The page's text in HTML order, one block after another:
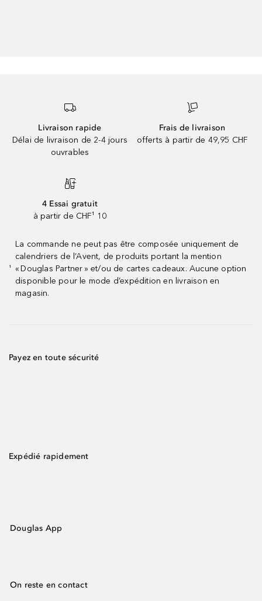
Livraison rapide
Délai de livraison de 2-4 jours
ouvrables
Frais de livraison
offerts à partir de 49,95 CHF
4 Essai gratuit
à partir de CHF¹ 10
¹
La commande ne peut pas être composée uniquement de
calendriers de l’Avent, de produits portant la mention
« Douglas Partner » et/ou de cartes cadeaux. Aucune option
disponible pour le mode d’expédition en livraison en
magasin.
Payez en toute sécurité
Expédié rapidement
Douglas App
On reste en contact